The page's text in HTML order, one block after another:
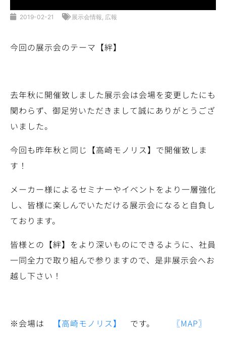
2019-02-21 展示会情報, 広報
今回の展示会のテーマ【絆】
去年秋に開催致しました展示会は会場を変更したにも
関わらず、御足労いただきまして誠にありがとうござ
いました。
今回も昨年秋と同じ【高崎モノリス】で開催致しま
す！
メーカー様によるセミナーやイベントをより一層強化
し、皆様に楽しんでいただける展示会になると自負し
ております。
皆様との【絆】をより深いものにできるように、社員
一同全力で取り組んで参りますので、是非展示会へお
越し下さい！
※会場は 【高崎モノリス】 です。 〖MAP〗